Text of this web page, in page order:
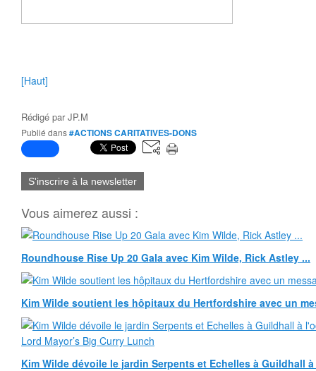
[Haut]
Rédigé parJP.M
Publié dans#ACTIONS CARITATIVES-DONS
S'inscrire à la newsletter
Vous aimerez aussi :
Roundhouse Rise Up 20 Gala avec Kim Wilde, Rick Astley ...
Kim Wilde soutient les hôpitaux du Hertfordshire avec un
Kim Wilde dévoile le jardin Serpents et Echelles à Guildhall